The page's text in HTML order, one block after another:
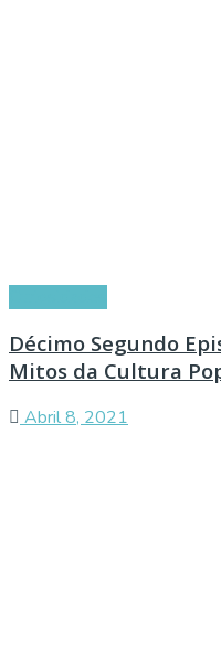
Décimo Segundo
Mitos da Cultura
Abril 8, 2021